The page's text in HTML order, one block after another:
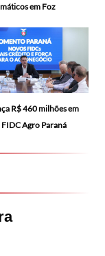
em Foz
R$ 460 milhões em
Agro Paraná